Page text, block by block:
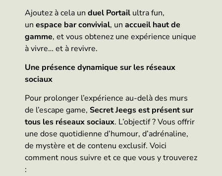
Ajoutez à cela un duel Portail ultra fun,
un espace bar convivial, un accueil haut de
gamme, et vous obtenez une expérience unique
à vivre… et à revivre.
Une présence dynamique sur les réseaux
sociaux
Pour prolonger l’expérience au-delà des murs
de l’escape game, Secret Jeegs est présent sur
tous les réseaux sociaux. L’objectif ? Vous offrir
une dose quotidienne d’humour, d’adrénaline,
de mystère et de contenu exclusif. Voici
comment nous suivre et ce que vous y trouverez
: